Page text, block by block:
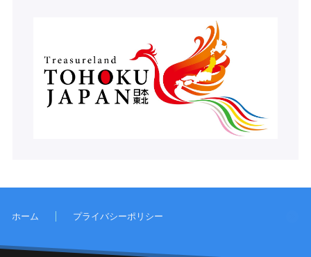
ホーム プライバシーポリシー